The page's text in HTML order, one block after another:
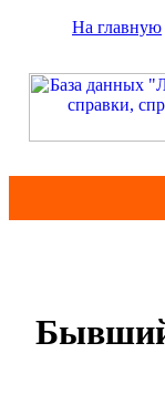
На главную
Бывший